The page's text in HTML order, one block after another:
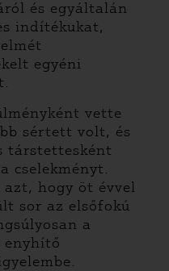
és egyáltalán
indítékukat,
egyéni
vette
sértett volt, és
társtettesként
cselekményt.
hogy öt évvel
sor az elsőfokú
a
enyhítő